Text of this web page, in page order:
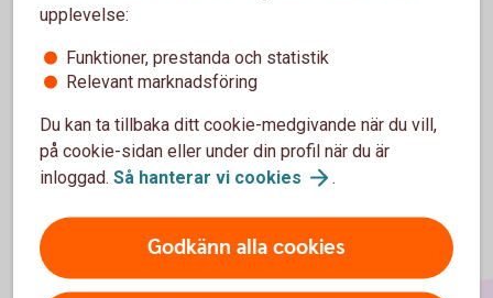
upplevelse:
Funktioner, prestanda och statistik
Relevant marknadsföring
Du kan ta tillbaka ditt cookie-medgivande när du vill,
på cookie-sidan eller under din profil när du är
inloggad. Så hanterar vi cookies .
Godkänn alla cookies